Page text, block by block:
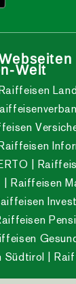
Welt
Raiffeisen
Südtirol